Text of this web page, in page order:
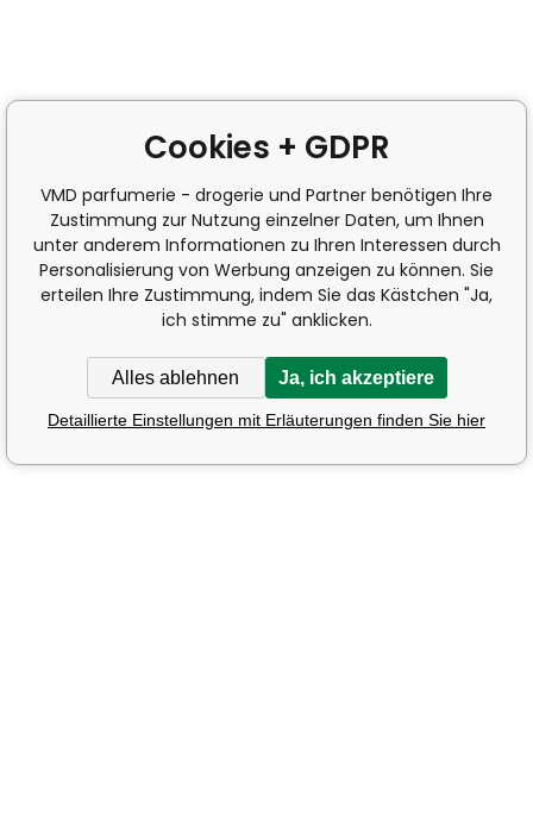
Cookies + GDPR
VMD parfumerie - drogerie und Partner benötigen Ihre
Zustimmung zur Nutzung einzelner Daten, um Ihnen
unter anderem Informationen zu Ihren Interessen durch
Personalisierung von Werbung anzeigen zu können. Sie
erteilen Ihre Zustimmung, indem Sie das Kästchen "Ja,
ich stimme zu" anklicken.
Alles ablehnen Ja, ich akzeptiere
Detaillierte Einstellungen mit Erläuterungen finden Sie hier